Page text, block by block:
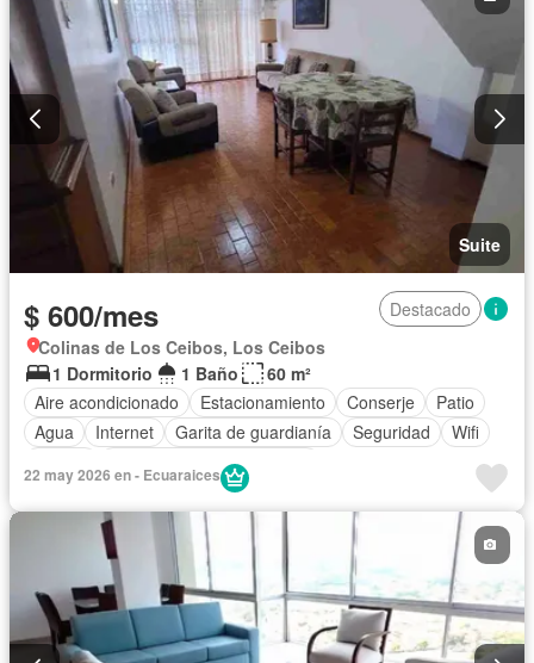
Suite
$ 600/mes
Destacado
Colinas de Los Ceibos, Los Ceibos
1 Dormitorio
1 Baño
60 m²
Aire acondicionado
Estacionamiento Conserje
Patio
Agua
Internet Garita de guardianía Seguridad
Wifi
Completamente amoblado
22 may 2026 en - Ecuaraices